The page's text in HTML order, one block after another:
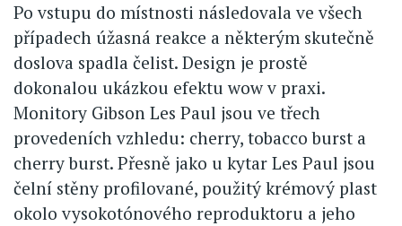
Po vstupu do místnosti následovala ve všech
případech úžasná reakce a některým skutečně
doslova spadla čelist. Design je prostě
dokonalou ukázkou efektu wow v praxi.
Monitory Gibson Les Paul jsou ve třech
provedeních vzhledu: cherry, tobacco burst a
cherry burst. Přesně jako u kytar Les Paul jsou
čelní stěny profilované, použitý krémový plast
okolo vysokotónového reproduktoru a jeho